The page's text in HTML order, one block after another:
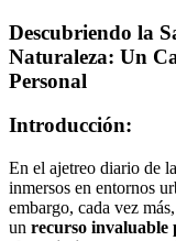
Descubriendo la
Naturaleza: Un
Personal
Introducción:
En el ajetreo diario de
inmersos en entornos
embargo, cada vez
un recurso invaluable